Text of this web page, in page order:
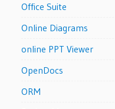
Office Suite
Online Diagrams
online PPT Viewer
OpenDocs
ORM